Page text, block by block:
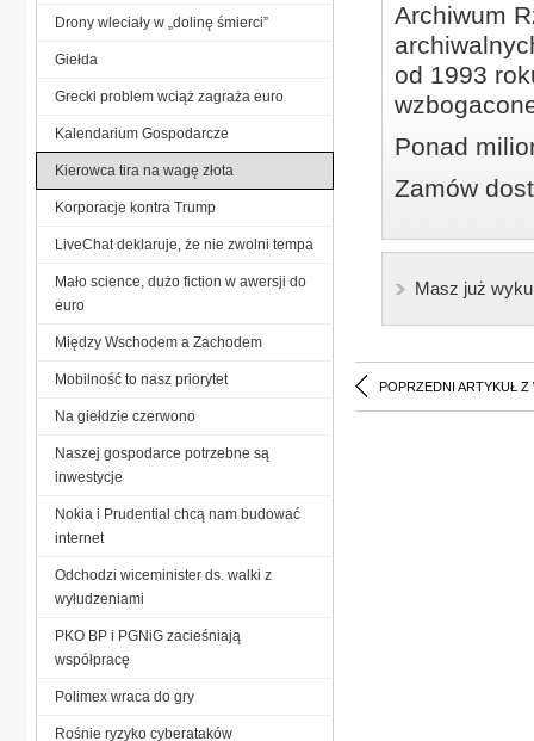
Archiwum
od 1993
Ponad
Zamów
Masz już
POPRZEDNI ARTYKUŁ Z
Drony wleciały w „dolinę śmierci”
Giełda
Grecki problem wciąż zagraża euro
Kalendarium Gospodarcze
Kierowca tira na wagę złota
Korporacje kontra Trump
LiveChat deklaruje, że nie zwolni tempa
Mało science, dużo fiction w awersji do
euro
Między Wschodem a Zachodem
Mobilność to nasz priorytet
Na giełdzie czerwono
Naszej gospodarce potrzebne są
inwestycje
Nokia i Prudential chcą nam budować
internet
Odchodzi wiceminister ds. walki z
wyłudzeniami
PKO BP i PGNiG zacieśniają
współpracę
Polimex wraca do gry
Rośnie ryzyko cyberataków